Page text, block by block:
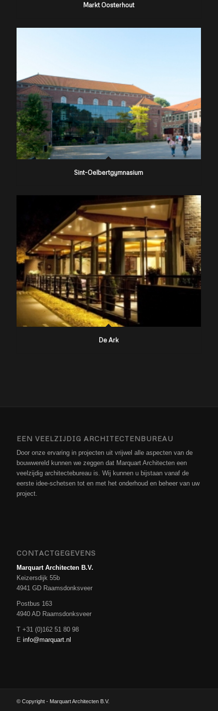
Markt Oosterhout
Sint-Oelbertgymnasium
De Ark
EEN VEELZIJDIG ARCHITECTENBUREAU
Door onze ervaring in projecten uit vrijwel alle aspecten van de
bouwwereld kunnen we zeggen dat Marquart Architecten een
veelzijdig architectebureau is. Wij kunnen u bijstaan vanaf de
eerste idee-schetsen tot en met het onderhoud en beheer van uw
project.
CONTACTGEGEVENS
Marquart Architecten B.V.
Keizersdijk 55b
4941 GD Raamsdonksveer
Postbus 163
4940 AD Raamsdonksveer
T +31 (0)162 51 80 98
E info@marquart.nl
© Copyright - Marquart Architecten B.V.